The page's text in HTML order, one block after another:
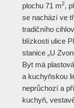
plochu 71 m2,
se nachází ve
tradičního
blízkosti ulice
stanice „U
Byt má
a kuchyňskou
neprůchozí a
kuchyň,